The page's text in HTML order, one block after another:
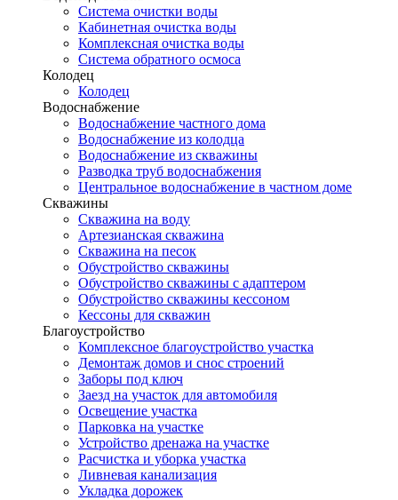
Система очистки воды
Кабинетная очистка воды
Комплексная очистка воды
Система обратного осмоса
Колодец
Колодец
Водоснабжение
Водоснабжение частного дома
Водоснабжение из колодца
Водоснабжение из скважины
Разводка труб водоснабжения
Центральное водоснабжение в частном доме
Скважины
Скважина на воду
Артезианская скважина
Скважина на песок
Обустройство скважины
Обустройство скважины с адаптером
Обустройство скважины кессоном
Кессоны для скважин
Благоустройство
Комплексное благоустройство участка
Демонтаж домов и снос строений
Заборы под ключ
Заезд на участок для автомобиля
Освещение участка
Парковка на участке
Устройство дренажа на участке
Расчистка и уборка участка
Ливневая канализация
Укладка дорожек